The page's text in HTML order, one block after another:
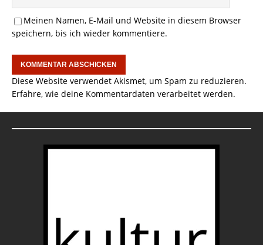
Meinen Namen, E-Mail und Website in diesem Browser
speichern, bis ich wieder kommentiere.
Diese Website verwendet Akismet, um Spam zu reduzieren.
Erfahre, wie deine Kommentardaten verarbeitet werden.